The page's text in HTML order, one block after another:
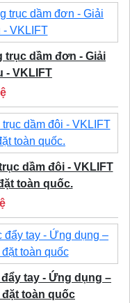
trục dầm đơn - Giải
- VKLIFT
dầm đôi - VKLIFT
toàn quốc.
tay - Ứng dụng –
toàn quốc